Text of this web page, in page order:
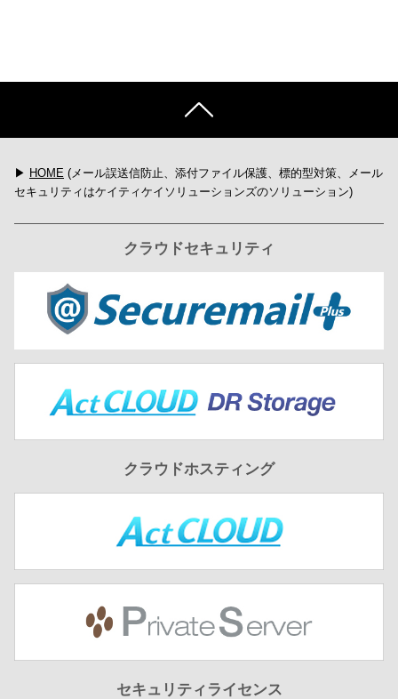
▶ HOME (メール誤送信防止、添付ファイル保護、標的型対策、メール
セキュリティはケイティケイソリューションズのソリューション)
クラウドセキュリティ
クラウドホスティング
セキュリティライセンス